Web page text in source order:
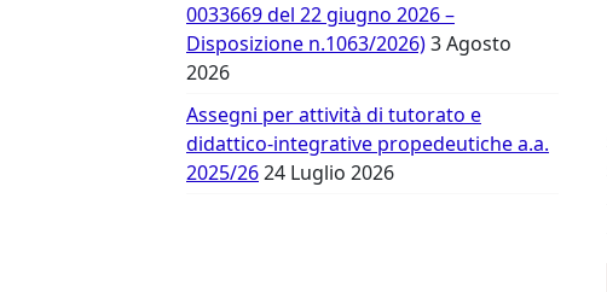
0033669 del 22 giugno 2026 –
Disposizione n.1063/2026)3 Agosto
2026
Assegni per attività di tutorato e
didattico-integrative propedeutiche a.a.
2025/2624 Luglio 2026